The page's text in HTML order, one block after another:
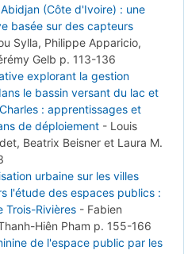
(Côte d'Ivoire) : une
basée sur des capteurs
Sylla, Philippe Apparicio,
Gelb p. 113-136
explorant la gestion
le bassin versant du lac et
: apprentissages et
de déploiement - Louis
Beatrix Beisner et Laura M.
urbaine sur les villes
l'étude des espaces publics :
Trois-Rivières - Fabien
Hiên Pham p. 155-166
de l'espace public par les